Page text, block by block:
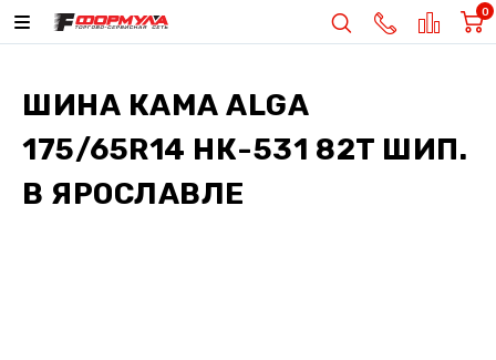
0
ШИНА КАМА ALGA
175/65R14 НК-531 82T ШИП.
В ЯРОСЛАВЛЕ